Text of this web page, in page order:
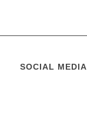
SOCIAL MEDIA